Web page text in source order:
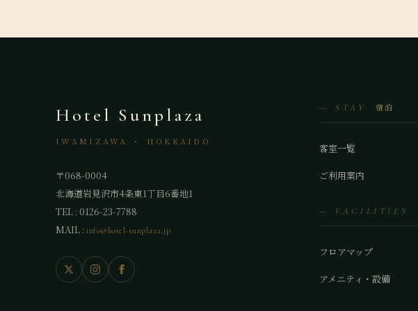
Hotel Sunplaza
IWAMIZAWA ・ HOKKAIDO
〒068-0004
北海道岩見沢市4条東1丁目6番地1
TEL : 0126-23-7788
MAIL : info@hotel-sunplaza.jp
— STAY 宿泊
客室一覧
ご利用案内
— FACILITIES
フロアマップ
アメニティ・設備